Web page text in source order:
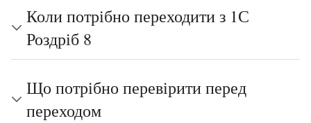
Коли потрібно переходити з 1С
Роздріб 8
Що потрібно перевірити перед
переходом